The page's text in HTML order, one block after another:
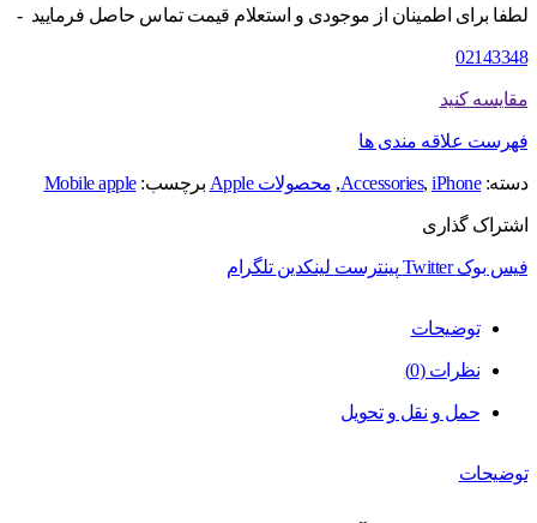
اصلی
آیفون
iPhone
charger
model
A1385
عدد
لطفا برای اطمینان از موجودی و استعلام قیمت تماس حاصل فرمایید -
02143348
مقایسه کنید
فهرست علاقه مندی ها
دسته: Accessories, iPhone
, محصولات Apple برچسب:Mobile apple
اشتراک گذاری
فیس بوک Twitter پینترست لینکدین تلگرام
توضیحات
نظرات (0)
حمل و نقل و تحویل
توضیحات